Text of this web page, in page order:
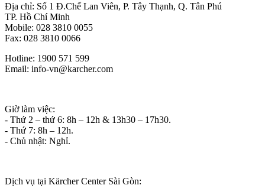
Địa chỉ: Số 1 Đ.Chế Lan Viên, P. Tây Thạnh, Q. Tân Phú
TP. Hồ Chí Minh
Mobile: 028 3810 0055
Fax: 028 3810 0066
Hotline: 1900 571 599
Email: info-vn@karcher.com
Giờ làm việc:
- Thứ 2 – thứ 6: 8h – 12h & 13h30 – 17h30.
- Thứ 7: 8h – 12h.
- Chủ nhật: Nghỉ.
Dịch vụ tại Kärcher Center Sài Gòn: